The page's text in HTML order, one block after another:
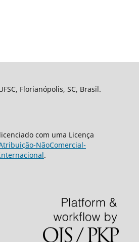
Florianópolis, SC, Brasil.
com uma Licença
NãoComercial-
.